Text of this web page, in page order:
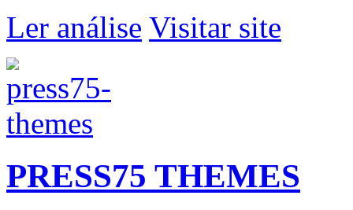
Ler análise Visitar site
PRESS75 THEMES